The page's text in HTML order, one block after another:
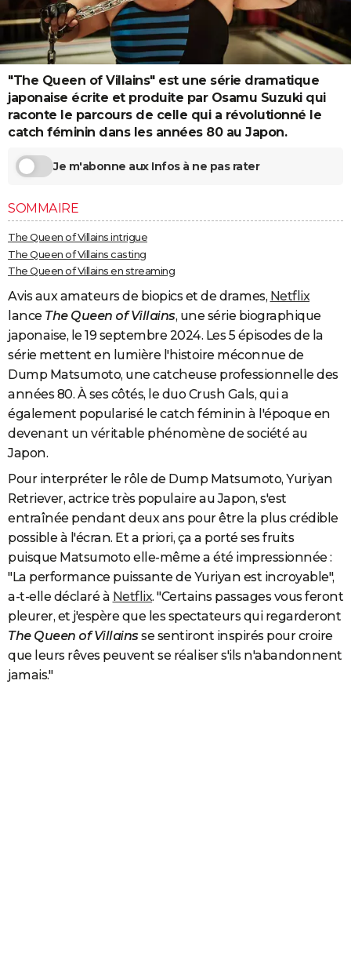
Destinations
City break
Voyage nature
Voyage de noces
Forum
Climat
PHOTO
GUIDES D'ACHAT
BONS PLANS
CARTE DE VOEUX
Dictionnaire
Biographies
Citations
Expressions
Proverbes
PROGRAMME TV
COPAINS D'AVANT
S'inscrire
Se connecter
Lycées
Collèges
Primaires
Universités
Entreprises
Service militaire
Avis de recherche
AVIS DE DÉCÈS
FORUM
Bricolage
Lifestyle
Culture
Sport
Auto
Television
Voyage
Cinema
"The Queen of Villains" est une série dramatique
japonaise écrite et produite par Osamu Suzuki qui
raconte le parcours de celle qui a révolutionné le
catch féminin dans les années 80 au Japon.
Je m'abonne aux Infos à ne pas rater
SOMMAIRE
The Queen of Villains intrigue
The Queen of Villains casting
The Queen of Villains en streaming
Avis aux amateurs de biopics et de drames, Netflix
lance The Queen of Villains, une série biographique
japonaise, le 19 septembre 2024. Les 5 épisodes de la
série mettent en lumière l'histoire méconnue de
Dump Matsumoto, une catcheuse professionnelle des
années 80. À ses côtés, le duo Crush Gals, qui a
également popularisé le catch féminin à l'époque en
devenant un véritable phénomène de société au
Japon.
Pour interpréter le rôle de Dump Matsumoto, Yuriyan
Retriever, actrice très populaire au Japon, s'est
entraînée pendant deux ans pour être la plus crédible
possible à l'écran. Et a priori, ça a porté ses fruits
puisque Matsumoto elle-même a été impressionnée :
"La performance puissante de Yuriyan est incroyable",
a-t-elle déclaré à Netflix. "Certains passages vous feront
pleurer, et j'espère que les spectateurs qui regarderont
The Queen of Villains se sentiront inspirés pour croire
que leurs rêves peuvent se réaliser s'ils n'abandonnent
jamais."